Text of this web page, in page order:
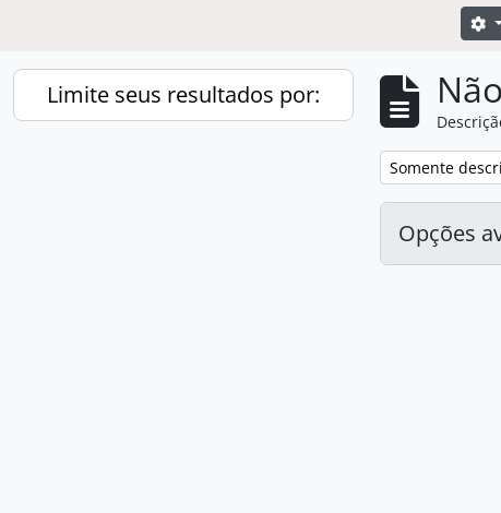
Limite seus resultados por:
Remover filtro:
Somente
Opções